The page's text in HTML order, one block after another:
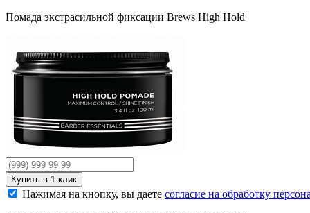
Помада экстрасильной фиксации Brews High Hold
Нажимая на кнопку, вы даете согласие на обработку